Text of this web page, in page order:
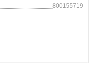
800155719